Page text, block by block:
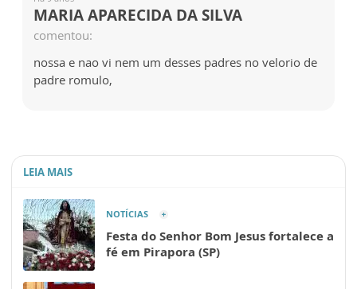
MARIA APARECIDA DA SILVA
comentou:
nossa e nao vi nem um desses padres no velorio de
padre romulo,
LEIA MAIS
NOTÍCIAS
Festa do Senhor Bom Jesus fortalece a
fé em Pirapora (SP)